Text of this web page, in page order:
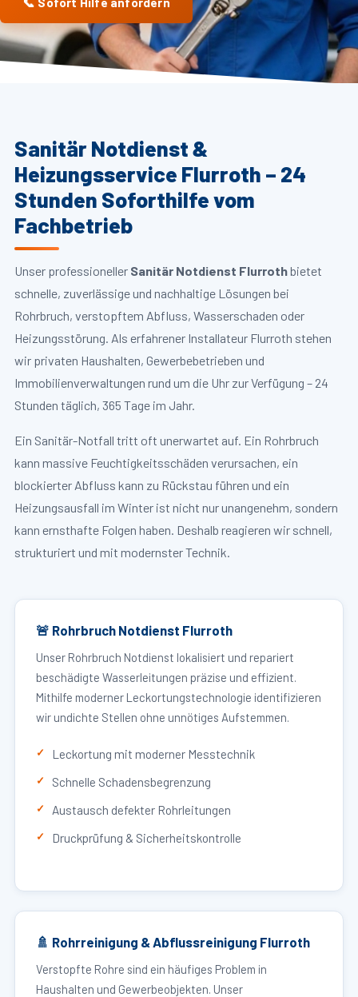
Sanitär Notdienst &
Heizungsservice Flurroth – 24
Stunden Soforthilfe vom
Fachbetrieb
Unser professioneller Sanitär Notdienst Flurrothbietet
schnelle, zuverlässige und nachhaltige Lösungen bei
Rohrbruch, verstopftem Abfluss, Wasserschaden oder
Heizungsstörung. Als erfahrener Installateur Flurroth stehen
wir privaten Haushalten, Gewerbebetrieben und
Immobilienverwaltungen rund um die Uhr zur Verfügung – 24
Stunden täglich, 365 Tage im Jahr.
Ein Sanitär-Notfall tritt oft unerwartet auf. Ein Rohrbruch
kann massive Feuchtigkeitsschäden verursachen, ein
blockierter Abfluss kann zu Rückstau führen und ein
Heizungsausfall im Winter ist nicht nur unangenehm, sondern
kann ernsthafte Folgen haben. Deshalb reagieren wir schnell,
strukturiert und mit modernster Technik.
🚨 Rohrbruch Notdienst Flurroth
Unser Rohrbruch Notdienst lokalisiert und repariert
beschädigte Wasserleitungen präzise und effizient.
Mithilfe moderner Leckortungstechnologie identifizieren
wir undichte Stellen ohne unnötiges Aufstemmen.
Leckortung mit moderner Messtechnik
Schnelle Schadensbegrenzung
Austausch defekter Rohrleitungen
Druckprüfung & Sicherheitskontrolle
🚿 Rohrreinigung & Abflussreinigung Flurroth
Verstopfte Rohre sind ein häufiges Problem in
Haushalten und Gewerbeobjekten. Unser